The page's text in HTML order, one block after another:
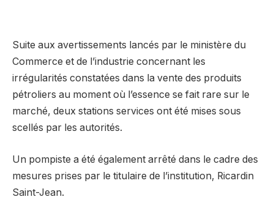
Suite aux avertissements lancés par le ministère du
Commerce et de l’industrie concernant les
irrégularités constatées dans la vente des produits
pétroliers au moment où l’essence se fait rare sur le
marché, deux stations services ont été mises sous
scellés par les autorités.
Un pompiste a été également arrêté dans le cadre des
mesures prises par le titulaire de l’institution, Ricardin
Saint-Jean.